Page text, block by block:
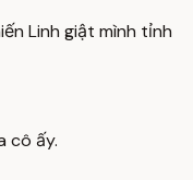
Linh giật mình tỉnh
cô ấy.